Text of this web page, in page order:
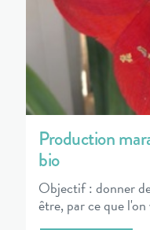
Production
bio
Objectif : donner
être, par ce que